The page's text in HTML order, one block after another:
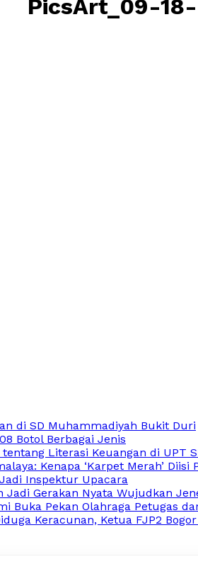
PicsArt_09-
di SD Muhammadiyah Bukit Duri
Botol Berbagai Jenis
Literasi Keuangan di UPT
Kenapa ‘Karpet Merah’ Diisi
Inspektur Upacara
Gerakan Nyata Wujudkan
Buka Pekan Olahraga Petugas
Keracunan, Ketua FJP2